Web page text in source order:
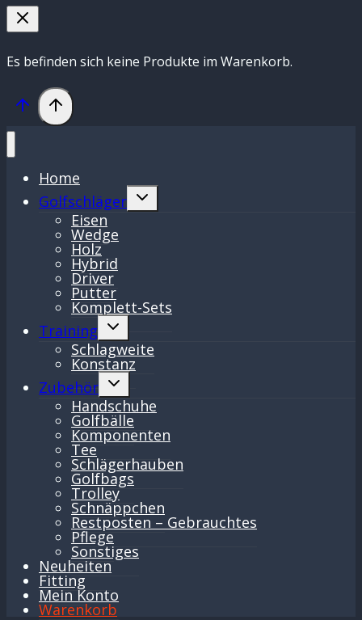
Es befinden sich keine Produkte im Warenkorb.
Home
Golfschläger
Untermenü
Eisen
Wedge
Holz
Hybrid
Driver
Putter
Komplett-Sets
Training
Untermenü
Schlagweite
Konstanz
Zubehör
Untermenü
Handschuhe
Golfbälle
Komponenten
Tee
Schlägerhauben
Golfbags
Trolley
Schnäppchen
Restposten – Gebrauchtes
Pflege
Sonstiges
Neuheiten
Fitting
Mein Konto
Warenkorb